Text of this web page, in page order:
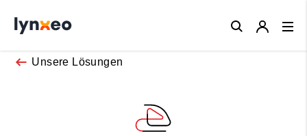
Unsere Lösungen
Close